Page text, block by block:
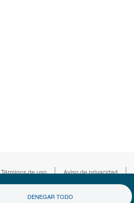
Términos de uso | Aviso de privacidad |
DENEGAR TODO